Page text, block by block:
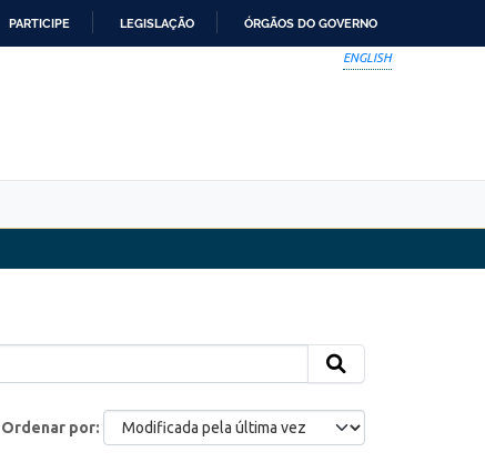
PARTICIPE LEGISLAÇÃO ÓRGÃOS DO GOVERNO
ENGLISH
Ordenar por